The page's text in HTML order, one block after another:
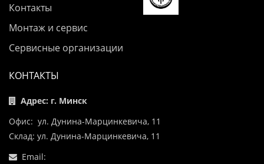
Контакты
Монтаж и сервис
Сервисные организации
КОНТАКТЫ
Адрес: г. Минск
Офис: ул. Дунина-Марцинкевича, 11
Склад: ул. Дунина-Марцинкевича, 11
Email: